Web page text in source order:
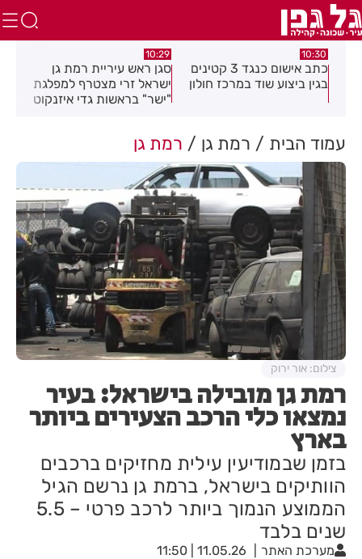
כתב אישום כנגד 3 קטינים
חולון
סגן ראש עיריית רמת גן
ישראל זרי מצטרף למפלגת
"ישר" בראשות גדי איזנקוט
חובש איחוד הצלה הציל את
חייה של פעוטה בבת ים
עמוד הבית רמת גן רמת גן
רמת גן מובילה בישראל: בעיר
נמצאו כלי הרכב הצעירים ביותר
בארץ
בזמן שבמודיעין עילית מחזיקים ברכבים
הוותיקים בישראל, ברמת גן נרשם הגיל
הממוצע הנמוך ביותר לרכב פרטי – 5.5
שנים בלבד
מערכת האתר 11.05.26 | 11:50
צילום: אור ירוק